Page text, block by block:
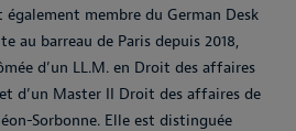
membre du German Desk
au barreau de Paris depuis 2018,
d’un LL.M. en Droit des affaires
d’un Master II Droit des affaires de
Sorbonne. Elle est distinguée